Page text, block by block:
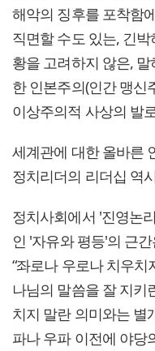
해악의 징후를 포착함
직면할 수도 있는, 긴
황을 고려하지 않은,
한 인본주의(인간 맹신
이상주의적 사상의 발
세계관에 대한 올바른
정치리더의 리더십 역
정치사회에서 '진영논
인 '자유와 평등'의 근
“좌로나 우로나 치우치
나님의 말씀을 잘 지키
치지 말란 의미와는 별
파나 우파 이전에 야당